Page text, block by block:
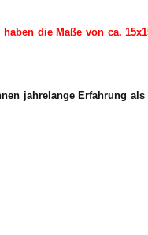
die Maße von ca.
jahrelange Erfahrung